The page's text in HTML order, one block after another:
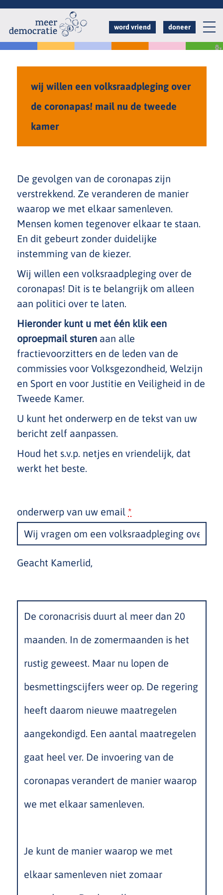
Overslaan
naar
de
inhoud
word vriend doneer
wij willen een volksraadpleging over
de coronapas! mail nu de tweede
kamer
De gevolgen van de coronapas zijn
verstrekkend. Ze veranderen de manier
waarop we met elkaar samenleven.
Mensen komen tegenover elkaar te staan.
En dit gebeurt zonder duidelijke
instemming van de kiezer.
Wij willen een volksraadpleging over de
coronapas! Dit is te belangrijk om alleen
aan politici over te laten.
Hieronder kunt u met één klik een
oproepmail sturen aan alle
fractievoorzitters en de leden van de
commissies voor Volksgezondheid, Welzijn
en Sport en voor Justitie en Veiligheid in de
Tweede Kamer.
U kunt het onderwerp en de tekst van uw
bericht zelf aanpassen.
Houd het s.v.p. netjes en vriendelijk, dat
werkt het beste.
onderwerp van uw email *
Geacht Kamerlid,